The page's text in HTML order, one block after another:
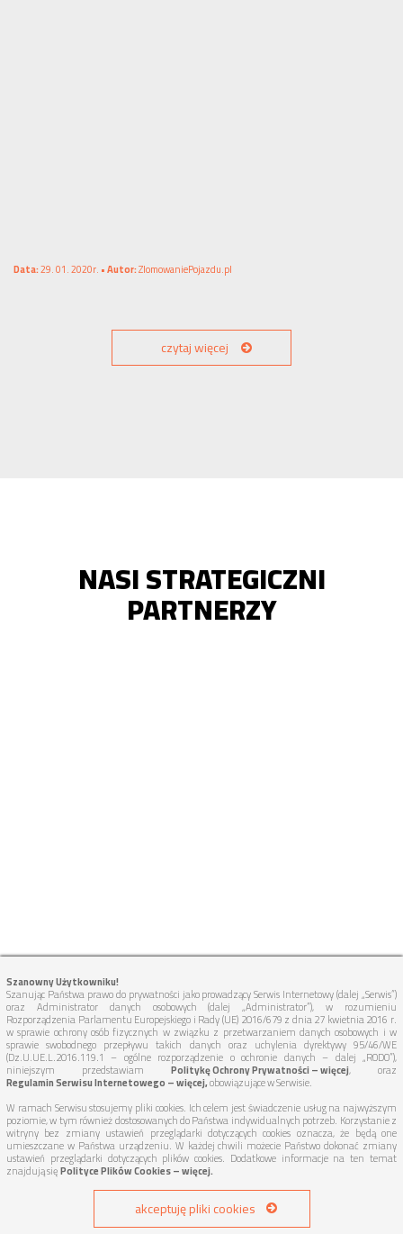
Data:29. 01. 2020r. •Autor:ZlomowaniePojazdu.pl
czytaj więcej
NASI STRATEGICZNI
PARTNERZY
Szanowny Użytkowniku!
Szanując Państwa prawo do prywatności jako prowadzący Serwis Internetowy (dalej „Serwis”)
oraz Administrator danych osobowych (dalej „Administrator”), w rozumieniu
Rozporządzenia Parlamentu Europejskiego i Rady (UE) 2016/679 z dnia 27 kwietnia 2016 r.
w sprawie ochrony osób fizycznych w związku z przetwarzaniem danych osobowych i w
sprawie swobodnego przepływu takich danych oraz uchylenia dyrektywy 95/46/WE
(Dz.U.UE.L.2016.119.1 – ogólne rozporządzenie o ochronie danych – dalej „RODO”),
niniejszym przedstawiam Politykę Ochrony Prywatności – więcej, oraz
Regulamin Serwisu Internetowego – więcej,obowiązujące w Serwisie.
W ramach Serwisu stosujemy pliki cookies. Ich celem jest świadczenie usług na najwyższym
poziomie, w tym również dostosowanych do Państwa indywidualnych potrzeb. Korzystanie z
witryny bez zmiany ustawień przeglądarki dotyczących cookies oznacza, że będą one
umieszczane w Państwa urządzeniu. W każdej chwili możecie Państwo dokonać zmiany
ustawień przeglądarki dotyczących plików cookies. Dodatkowe informacje na ten temat
znajdują sięPolityce Plików Cookies – więcej.
akceptuję pliki cookies